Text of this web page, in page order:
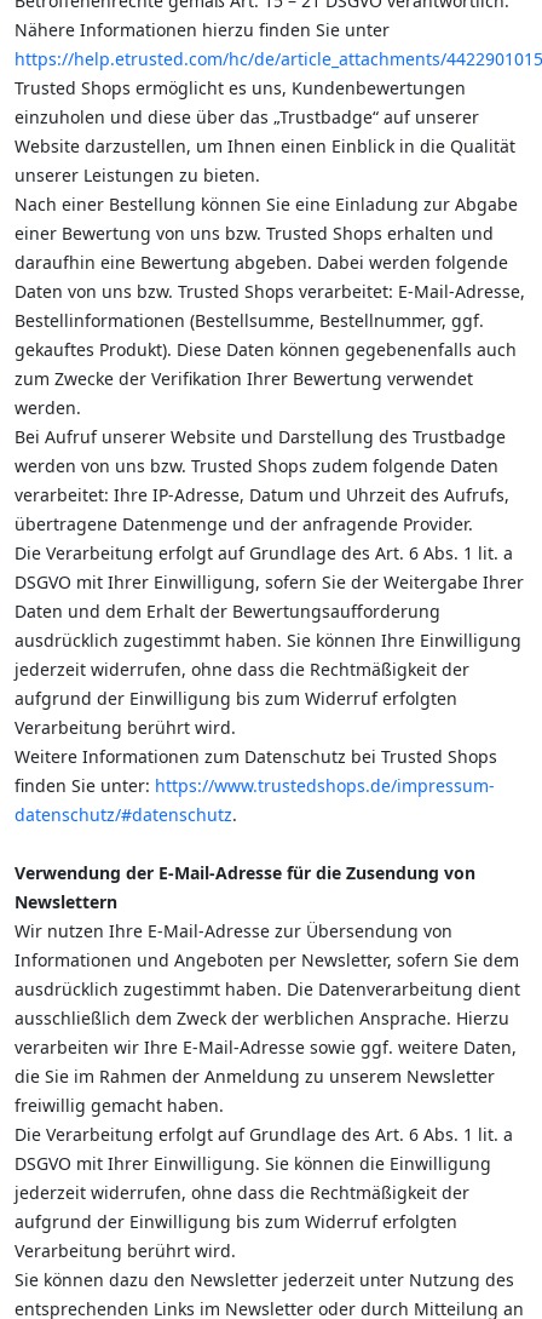
Nähere Informationen hierzu finden Sie unter
https://help.etrusted.com/hc/de/article_attachments/
Trusted Shops ermöglicht es uns, Kundenbewertungen
einzuholen und diese über das „Trustbadge“ auf unserer
Website darzustellen, um Ihnen einen Einblick in die Qualität
unserer Leistungen zu bieten.
Nach einer Bestellung können Sie eine Einladung zur Abgabe
einer Bewertung von uns bzw. Trusted Shops erhalten und
daraufhin eine Bewertung abgeben. Dabei werden folgende
Daten von uns bzw. Trusted Shops verarbeitet: E-Mail-Adresse,
Bestellinformationen (Bestellsumme, Bestellnummer, ggf.
gekauftes Produkt). Diese Daten können gegebenenfalls auch
zum Zwecke der Verifikation Ihrer Bewertung verwendet
werden.
Bei Aufruf unserer Website und Darstellung des Trustbadge
werden von uns bzw. Trusted Shops zudem folgende Daten
verarbeitet: Ihre IP-Adresse, Datum und Uhrzeit des Aufrufs,
übertragene Datenmenge und der anfragende Provider.
Die Verarbeitung erfolgt auf Grundlage des Art. 6 Abs. 1 lit. a
DSGVO mit Ihrer Einwilligung, sofern Sie der Weitergabe Ihrer
Daten und dem Erhalt der Bewertungsaufforderung
ausdrücklich zugestimmt haben. Sie können Ihre Einwilligung
jederzeit widerrufen, ohne dass die Rechtmäßigkeit der
aufgrund der Einwilligung bis zum Widerruf erfolgten
Verarbeitung berührt wird.
Weitere Informationen zum Datenschutz bei Trusted Shops
finden Sie unter: https://www.trustedshops.de/impressum-
datenschutz/#datenschutz.
Verwendung der E-Mail-Adresse für die Zusendung von
Newslettern
Wir nutzen Ihre E-Mail-Adresse zur Übersendung von
Informationen und Angeboten per Newsletter, sofern Sie dem
ausdrücklich zugestimmt haben. Die Datenverarbeitung dient
ausschließlich dem Zweck der werblichen Ansprache. Hierzu
verarbeiten wir Ihre E-Mail-Adresse sowie ggf. weitere Daten,
die Sie im Rahmen der Anmeldung zu unserem Newsletter
freiwillig gemacht haben.
Die Verarbeitung erfolgt auf Grundlage des Art. 6 Abs. 1 lit. a
DSGVO mit Ihrer Einwilligung. Sie können die Einwilligung
jederzeit widerrufen, ohne dass die Rechtmäßigkeit der
aufgrund der Einwilligung bis zum Widerruf erfolgten
Verarbeitung berührt wird.
Sie können dazu den Newsletter jederzeit unter Nutzung des
entsprechenden Links im Newsletter oder durch Mitteilung an